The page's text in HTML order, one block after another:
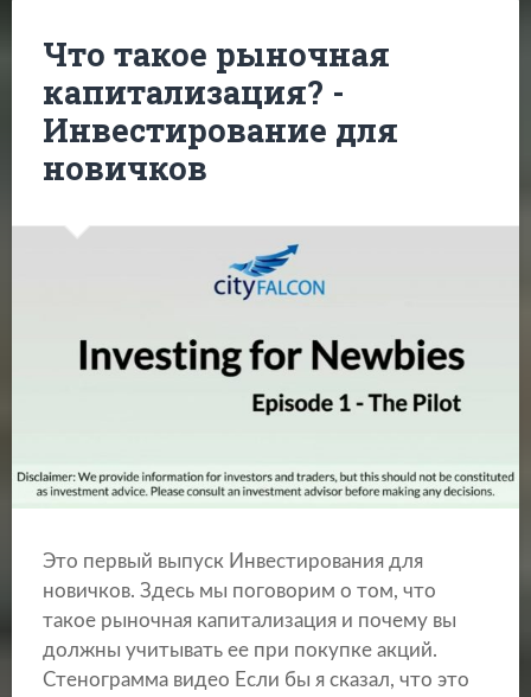
Что такое рыночная
капитализация? -
Инвестирование для
новичков
Это первый выпуск Инвестирования для
новичков. Здесь мы поговорим о том, что
такое рыночная капитализация и почему вы
должны учитывать ее при покупке акций.
Стенограмма видео Если бы я сказал, что это